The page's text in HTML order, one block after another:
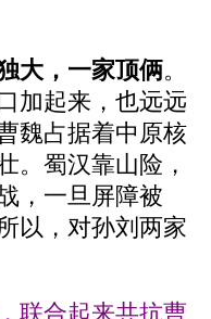
大，一家顶俩。
加起来，也远远
魏占据着中原核
。蜀汉靠山险，
，一旦屏障被
以，对孙刘两家